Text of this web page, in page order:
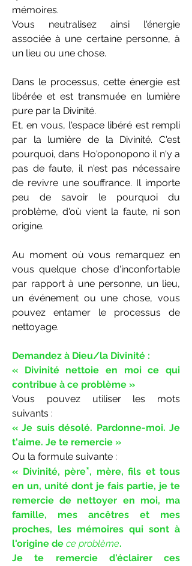
mémoires.
Vous neutralisez ainsi l'énergie
associée à une certaine personne, à
un lieu ou une chose.
Dans le processus, cette énergie est
libérée et est transmuée en lumière
pure par la Divinité.
Et, en vous, l'espace libéré est rempli
par la lumière de la Divinité. C'est
pourquoi, dans Ho'oponopono il n'y a
pas de faute, il n'est pas nécessaire
de revivre une souffrance. Il importe
peu de savoir le pourquoi du
problème, d'où vient la faute, ni son
origine.
Au moment où vous remarquez en
vous quelque chose d'inconfortable
par rapport à une personne, un lieu,
un événement ou une chose, vous
pouvez entamer le processus de
nettoyage.
Demandez à Dieu/la Divinité :
« Divinité nettoie en moi ce qui
contribue à ce problème »
Vous pouvez utiliser les mots
suivants :
« Je suis désolé. Pardonne-moi. Je
t'aime. Je te remercie »
Ou la formule suivante :
« Divinité, père*, mère, fils et tous
en un, unité dont je fais partie, je te
remercie de nettoyer en moi, ma
famille, mes ancêtres et mes
proches, les mémoires qui sont à
l'origine de ce problème.
Je te remercie d'éclairer ces